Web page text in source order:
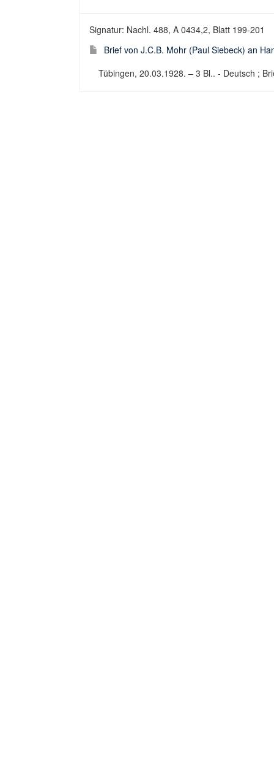
Signatur: Nachl. 488, A 0434,2, Blatt 199-201
Brief von J.C.B. Mohr (Paul Siebeck) an
Tübingen, 20.03.1928. – 3 Bl.. - Deutsch ;